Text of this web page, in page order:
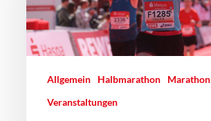
Allgemein Halbmarathon Marathon
Veranstaltungen